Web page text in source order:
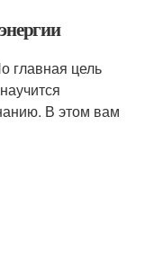
главная цель
В этом вам